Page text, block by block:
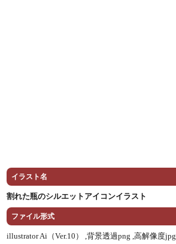
イラスト名
割れた瓶のシルエットアイコンイラスト
ファイル形式
illustrator Ai（Ver.10） ,背景透過png ,高解像度jpg